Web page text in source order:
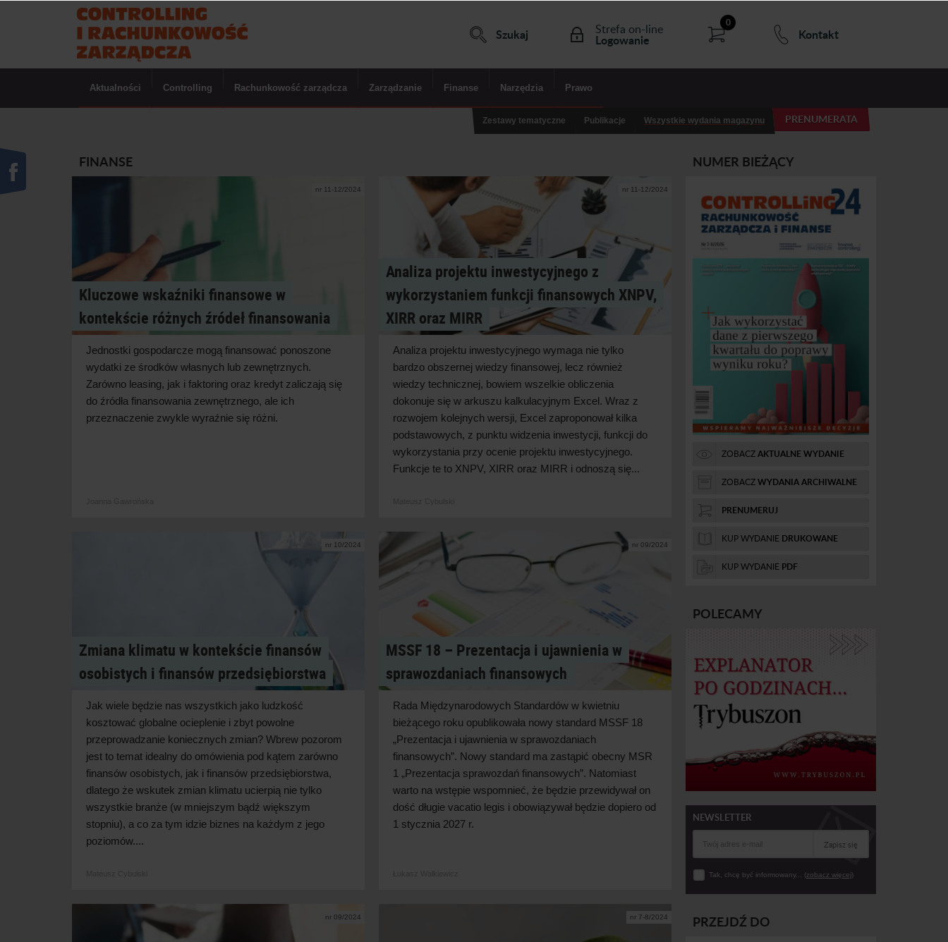
Szukaj Strefa on-line
Logowanie
0
Kontakt
Aktualności Controlling Rachunkowość zarządcza Zarządzanie Finanse Narzędzia Prawo
PRENUMERATA
Zestawy tematyczne Publikacje Wszystkie wydania magazynu
FINANSE
nr 11-12/2024
Kluczowe wskaźniki finansowe w
kontekście różnych źródeł finansowania
Jednostki gospodarcze mogą finansować ponoszone
wydatki ze środków własnych lub zewnętrznych.
Zarówno leasing, jak i faktoring oraz kredyt zaliczają się
do źródła finansowania zewnętrznego, ale ich
przeznaczenie zwykle wyraźnie się różni.
nr 11-12/2024
Analiza projektu inwestycyjnego z
wykorzystaniem funkcji finansowych XNPV,
XIRR oraz MIRR
Analiza projektu inwestycyjnego wymaga nie tylko
bardzo obszernej wiedzy finansowej, lecz również
wiedzy technicznej, bowiem wszelkie obliczenia
dokonuje się w arkuszu kalkulacyjnym Excel. Wraz z
rozwojem kolejnych wersji, Excel zaproponował kilka
podstawowych, z punktu widzenia inwestycji, funkcji do
wykorzystania przy ocenie projektu inwestycyjnego.
Funkcje te to XNPV, XIRR oraz MIRR i odnoszą się...
nr 10/2024
Zmiana klimatu w kontekście finansów
osobistych i finansów przedsiębiorstwa
Jak wiele będzie nas wszystkich jako ludzkość
kosztować globalne ocieplenie i zbyt powolne
przeprowadzanie koniecznych zmian? Wbrew pozorom
jest to temat idealny do omówienia pod kątem zarówno
finansów osobistych, jak i finansów przedsiębiorstwa,
dlatego że wskutek zmian klimatu ucierpią nie tylko
wszystkie branże (w mniejszym bądź większym
stopniu), a co za tym idzie biznes na każdym z jego
poziomów....
nr 09/2024
MSSF 18 – Prezentacja i ujawnienia w
sprawozdaniach finansowych
Rada Międzynarodowych Standardów w kwietniu
bieżącego roku opublikowała nowy standard MSSF 18
„Prezentacja i ujawnienia w sprawozdaniach
finansowych”. Nowy standard ma zastąpić obecny MSR
1 „Prezentacja sprawozdań finansowych”. Natomiast
warto na wstępie wspomnieć, że będzie przewidywał on
dość długie vacatio legis i obowiązywał będzie dopiero od
1 stycznia 2027 r.
nr 09/2024 nr 7-8/2024
NUMER BIEŻĄCY
ZOBACZAKTUALNE WYDANIE
ZOBACZWYDANIA ARCHIWALNE
PRENUMERUJ
KUP WYDANIE DRUKOWANE
KUP WYDANIE PDF
POLECAMY
NEWSLETTER
Zapisz się
Tak, chcę być informowany... (zobacz więcej)
PRZEJDŹ DO